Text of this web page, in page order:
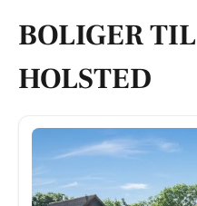
BOLIGER
HOLSTED